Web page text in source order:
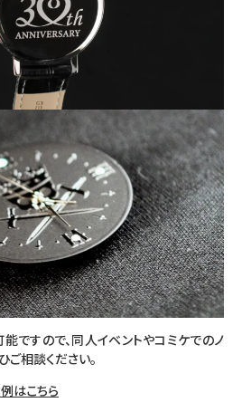
ですので、同人イベントやコミケでのノ
相談ください。
はこちら